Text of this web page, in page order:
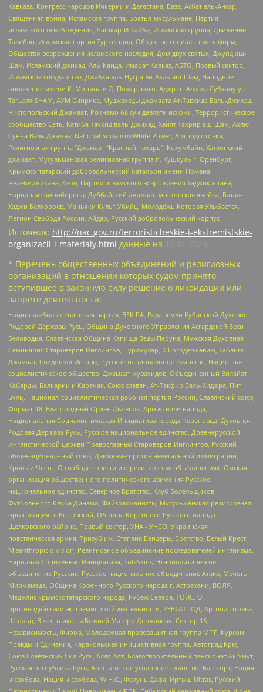
Кавказа, Конгресс народов Ичкерии и Дагестана, База, Асбат аль-Ансар,
Священная война, Исламская группа, Братья-мусульмане, Партия
исламского освобождения, Лашкар-И-Тайба, Исламская группа, Движение
Талибан, Исламская партия Туркестана, Общество социальных реформ,
Общество возрождения исламского наследия, Дом двух святых, Джунд аш-
Шам, Исламский джихад, Аль-Каида, Имарат Кавказ, АБТО, Правый сектор,
Исламское государство, Джабха аль-Нусра ли-Ахль аш-Шам, Народное
ополчение имени К. Минина и Д. Пожарского, Аджр от Аллаха Субхану уа
Тагьаля SHAM, АУМ Синрике, Муджахеды джамаата Ат-Тавхида Валь-Джихад,
Чистопольский Джамаат, Рохнамо ба суи давлати исломи, Террористическое
сообщество Сеть, Катиба Таухид валь-Джихад, Хайят Тахрир аш-Шам, Ахлю
Сунна Валь Джамаа, National Socialism/White Power, Артподготовка,
Религиозная группа “Джамаат “Красный пахарь”, Колумбайн, Хатлонский
джамаат, Мусульманская религиозная группа п. Кушкуль г. Оренбург,
Крымско-татарский добровольческий батальон имени Номана
Челебиджихана, Азов, Партия исламского возрождения Таджикистана,
Народная самооборона, Дуббайский джамаат, московская ячейка, Батал-
Хаджи Белхороев, Маньяки Культ Убийц, Молодёжь Которая Улыбается,
Легион Свобода России, Айдар, Русский добровольческий корпус
Источник: http://nac.gov.ru/terroristicheskie-i-ekstremistskie-
organizacii-i-materialy.html данные на
* Перечень общественных объединений и религиозных
организаций в отношении которых судом принято
вступившее в законную силу решение о ликвидации или
запрете деятельности:
Национал-большевистская партия, ВЕК РА, Рада земли Кубанской Духовно
Родовой Державы Русь, Община Духовного Управления Асгардской Веси
Беловодья, Славянская Община Капища Веды Перуна, Мужская Духовная
Семинария Староверов-Инглингов, Нурджулар, К Богодержавию, Таблиги
Джамаат, Свидетели Иеговы, Русское национальное единство, Национал-
социалистическое общество, Джамаат мувахидов, Объединенный Вилайат
Кабарды, Балкарии и Карачая, Союз славян, Ат-Такфир Валь-Хиджра, Пит
Буль, Национал-социалистическая рабочая партия России, Славянский союз,
Формат-18, Благородный Орден Дьявола, Армия воли народа,
Национальная Социалистическая Инициатива города Череповца, Духовно-
Родовая Держава Русь, Русское национальное единство, Древнерусской
Инглистической церкви Православных Староверов-Инглингов, Русский
общенациональный союз, Движение против нелегальной иммиграции,
Кровь и Честь, О свободе совести и о религиозных объединениях, Омская
организация общественного политического движения Русское
национальное единство, Северное Братство, Клуб Болельщиков
Футбольного Клуба Динамо, Файзрахманисты, Мусульманская религиозная
организация п. Боровский, Община Коренного Русского народа
Щелковского района, Правый сектор, УНА - УНСО, Украинская
повстанческая армия, Тризуб им. Степана Бандеры, Братство, Белый Крест,
Misanthropic division, Религиозное объединение последователей инглиизма,
Народная Социальная Инициатива, TulaSkins, Этнополитическое
объединение Русские, Русское национальное объединение Атака, Мечеть
Мирмамеда, Община Коренного Русского народа г. Астрахани, ВОЛЯ,
Меджлис крымскотатарского народа, Рубеж Севера, ТОЙС, О
противодействии экстремистской деятельности, РЕВТАТПОД, Артподготовка,
Штольц, В честь иконы Божией Матери Державная, Сектор 16,
Независимость, Фирма, Молодежная правозащитная группа МПГ, Курсом
Правды и Единения, Каракольская инициативная группа, Автоград Крю,
Союз Славянских Сил Руси, Алля-Аят, Благотворительный пансионат Ак Умут,
Русская республика Русь, Арестантское уголовное единство, Башкорт, Нация
и свобода, Нация и свобода, W.H.С., Фалунь Дафа, Иртыш Ultras, Русский